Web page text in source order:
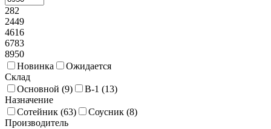
282
2449
4616
6783
8950
Новинка
Ожидается
Склад
Основной (9) В-1 (13)
Назначение
Сотейник (63) Соусник (8)
Производитель